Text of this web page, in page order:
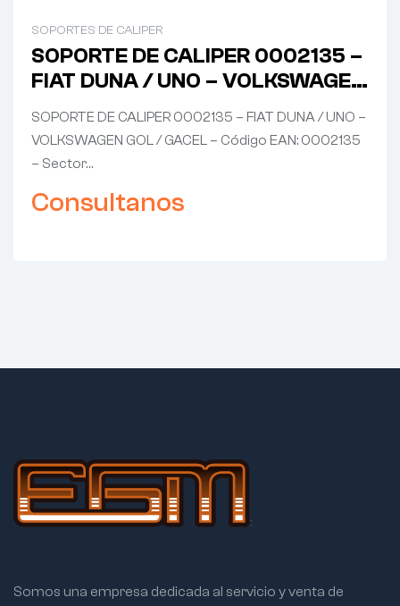
SOPORTES DE CALIPER
SOPORTE DE CALIPER 0002135 –
FIAT DUNA / UNO – VOLKSWAGEN
GOL / GACEL
SOPORTE DE CALIPER 0002135 – FIAT DUNA / UNO –
VOLKSWAGEN GOL / GACEL – Código EAN: 0002135
– Sector…
Consultanos
Somos una empresa dedicada al servicio y venta de